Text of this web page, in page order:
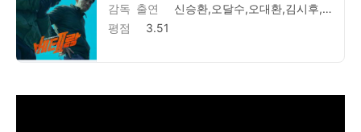
감독 출연
신승환,오달수,오대환,김시후,안보현,권해효,변홍준,조관우,허준호,김재화,김가을,박준면,박경혜,주보비,신민재,우정원,이원재,류승완
평점
3.51